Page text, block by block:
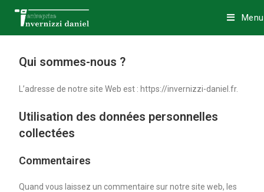
Menu
Qui sommes-nous ?
L’adresse de notre site Web est : https://invernizzi-daniel.fr.
Utilisation des données personnelles
collectées
Commentaires
Quand vous laissez un commentaire sur notre site web, les